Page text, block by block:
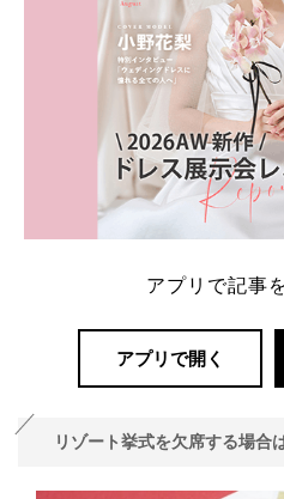
アプリで記事
アプリで開く
リゾート挙式を欠席する場合